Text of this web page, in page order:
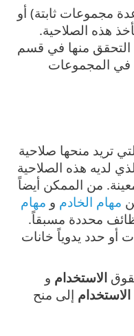
مجموعات ثابتة) أو
هذه الصلاحية.
التحقق منها في قسم
في المجموعات
تريد منحها صلاحية
لديه هذه الصلاحية
من الممكن أيضاً
مهام الخادم و مهام
محددة مسبقاً.
أو حدد يدوياً خانات
الاستخدام و
الاستخدام إلى منح